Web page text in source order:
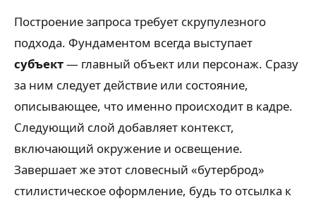
Построение запроса требует скрупулезного
подхода. Фундаментом всегда выступает
субъект— главный объект или персонаж. Сразу
за ним следует действие или состояние,
описывающее, что именно происходит в кадре.
Следующий слой добавляет контекст,
включающий окружение и освещение.
Завершает же этот словесный «бутерброд»
стилистическое оформление, будь то отсылка к